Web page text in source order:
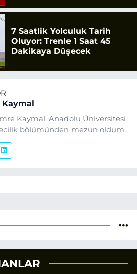
7 Saatlik Yolculuk Tarih
Oluyor: Trenle 1 Saat 45
Dakikaya Düşecek
Kaymal
Kaymal. Anadolu Üniversitesi
bölümünden mezun oldum.
hayatım boyunca dijital içerik
ve arama motoru